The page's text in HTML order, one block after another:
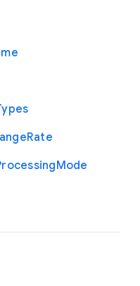
Rate
Mode